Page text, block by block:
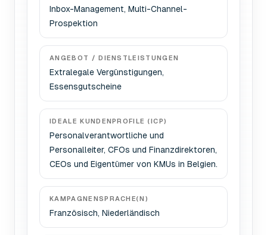
Inbox-Management, Multi-Channel-
Prospektion
ANGEBOT / DIENSTLEISTUNGEN
Extralegale Vergünstigungen,
Essensgutscheine
IDEALE KUNDENPROFILE (ICP)
Personalverantwortliche und
Personalleiter, CFOs und Finanzdirektoren,
CEOs und Eigentümer von KMUs in Belgien.
KAMPAGNENSPRACHE(N)
Französisch, Niederländisch